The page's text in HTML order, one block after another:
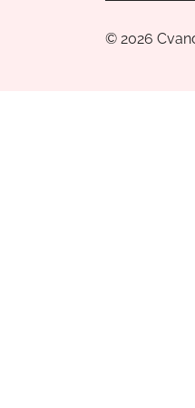
© 2026